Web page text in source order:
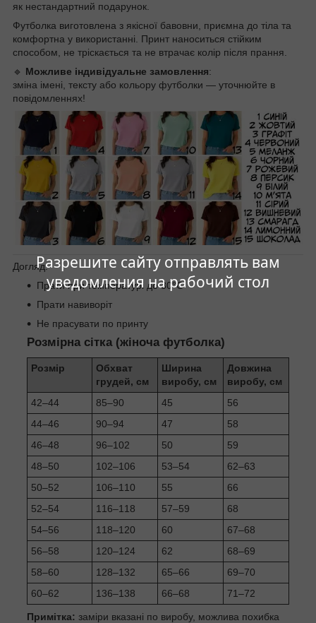
Разрешите сайту отправлять вам
уведомления на рабочий стол
як нестандартний подарунок.
Футболка виготовлена з якісної бавовни, приємна до тіла та
комфортна у використанні. Принт наноситься стійким
способом, не тріскається та не втрачає колір після прання.
🔹 Можливе індивідуальне замовлення:
зміна імені, тексту або кольору футболки — уточнюйте в
повідомленнях!
Догляд:
Прати при температурі до 30°C
Прати навиворіт
Не прасувати по принту
Розмірна сітка (жіноча футболка)
Розмір
Обхват
грудей, см
Ширина
виробу, см
Довжина
виробу, см
42–44
85–90 45
56
44–46
90–94 47
58
46–48
96–102 50
59
48–50
102–106 53–54
62–63
50–52
106–110 55
66
52–54
116–118 57–59
68
54–56
118–120 60
67–68
56–58
120–124 62
68–69
58–60
128–132 65–66
69–70
60–62
136–138 66–68 71–72
Примітка: заміри вказані по виробу, можлива похибка